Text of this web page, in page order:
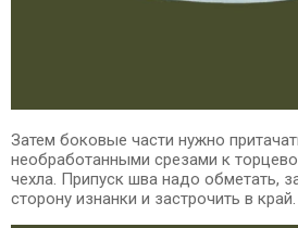
Затем боковые части нужно
необработанными срезами к
чехла. Припуск шва надо обметать,
сторону изнанки и застрочить в край.